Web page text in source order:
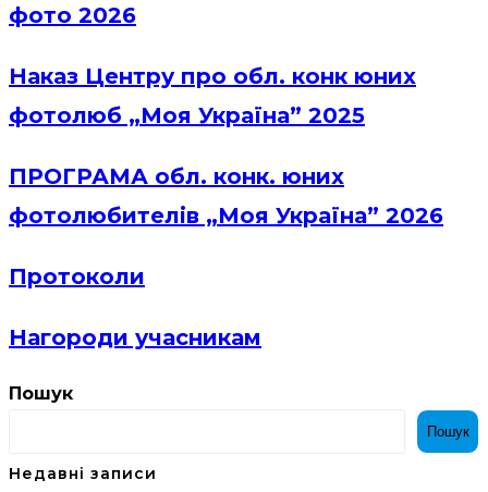
фото 2026
Наказ Центру про обл. конк юних
фотолюб „Моя Україна” 2025
ПРОГРАМА обл. конк. юних
фотолюбителів „Моя Україна” 2026
Протоколи
Нагороди учасникам
Пошук
Пошук
Недавні записи